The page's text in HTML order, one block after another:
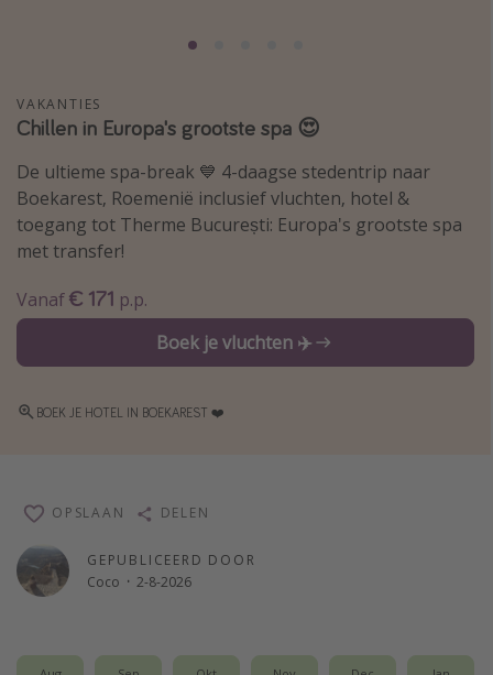
Malta
Madeira
Egypte
Bali
Overzicht
Vroegboeker
Single reizen
Zonvakanties
Rondreizen
Meer onderwerpen
VAKANTIES
Chillen in Europa's grootste spa 😍
De ultieme spa-break 💙 4-daagse stedentrip naar
Boekarest, Roemenië inclusief vluchten, hotel &
toegang tot Therme București: Europa's grootste spa
met transfer!
Vanaf€ 171 p.p.
Boek je vluchten ✈️
BOEK JE HOTEL IN BOEKAREST ❤️
GEPUBLICEERD DOOR
Coco · 2-8-2026
OPSLAAN DELEN